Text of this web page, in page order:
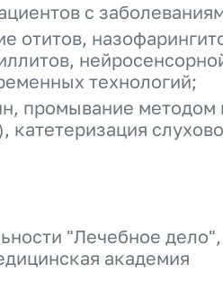
с
отитов,
технологий;
промывание
катетеризация
"Лечебное
академия